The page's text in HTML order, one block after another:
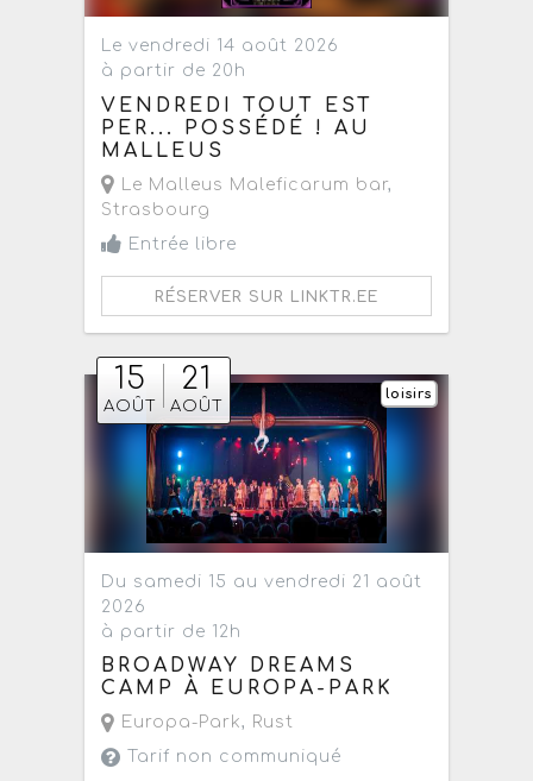
Le vendredi 14 août 2026
à partir de 20h
VENDREDI TOUT EST
PER... POSSÉDÉ ! AU
MALLEUS
Le Malleus Maleficarum bar,
Strasbourg
Entrée libre
RÉSERVER SUR LINKTR.EE
15
AOÛT
21
AOÛT
loisirs
Du samedi 15 au vendredi 21 août
2026
à partir de 12h
BROADWAY DREAMS
CAMP À EUROPA-PARK
Europa-Park, Rust
Tarif non communiqué